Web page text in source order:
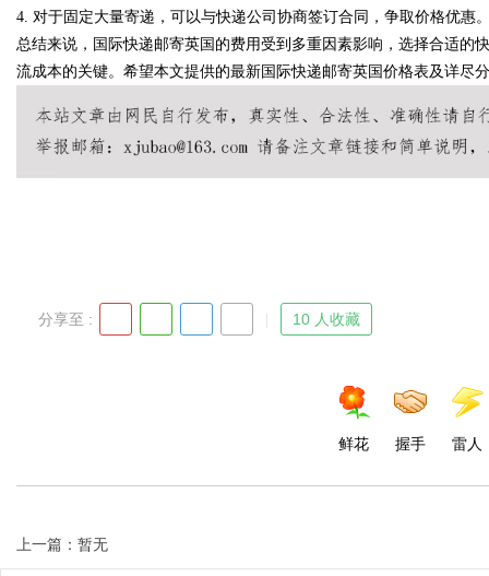
d
4. 对于固定大量寄递，可以与快递公司协商签订合同，争取价格优惠
总结来说，国际快递邮寄英国的费用受到多重因素影响，选择合适的
流成本的关键。希望本文提供的最新国际快递邮寄英国价格表及详尽
分享至 : 10 人收藏
鲜花 握手 雷人
上一篇：暂无